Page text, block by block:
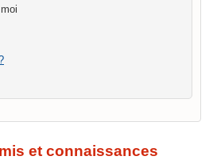
et connaissances